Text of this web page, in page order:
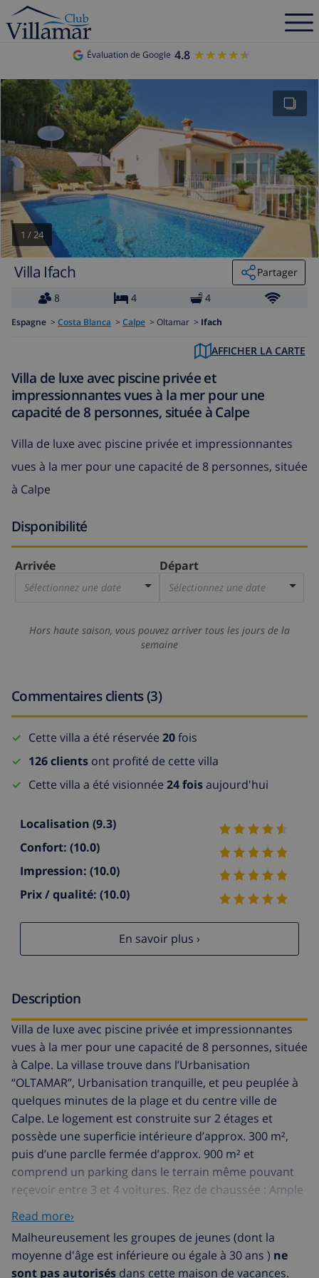
Évaluation de Google 4.8 ★★★★★
★★★★★
1 /24
Villa Ifach
Partager
8
4 4
Espagne > Costa Blanca > Calpe > Oltamar > Ifach
AFFICHER LA CARTE
Villa de luxe avec piscine privée et
impressionnantes vues à la mer pour une
capacité de 8 personnes, située à Calpe
Villa de luxe avec piscine privée et impressionnantes
vues à la mer pour une capacité de 8 personnes, située
à Calpe
Disponibilité
Arrivée
Sélectionnez une date
Départ
Sélectionnez une date
Hors haute saison, vous pouvez arriver tous les jours de la
semaine
Commentaires clients (3)
Cette villa a été réservée 20fois
126 clients ont profité de cette villa
Cette villa a été visionnée 24 foisaujourd'hui
Localisation (9.3)
Confort: (10.0)
Impression: (10.0)
Prix / qualité: (10.0)
En savoir plus ›
Description
Villa de luxe avec piscine privée et impressionnantes
vues à la mer pour une capacité de 8 personnes, située
à Calpe. La villase trouve dans l’Urbanisation
“OLTAMAR”, Urbanisation tranquille, et peu peuplée à
quelques minutes de la plage et du centre ville de
Calpe. Le logement est construite sur 2 étages et
possède une superficie intérieure d’approx. 300 m²,
puis d’une parclle fermée d’approx. 900 m² et
comprend un parking dans le terrain même pouvant
reçevoir entre 3 et 4 voitures. Rez de chaussée : Ample
télévision par Satellite/tdt (langues : français, anglais,
allemand et espagnol) et sortie a des terrasses
couvertes et à la piscine d’où vues à la mer. Cuisine
Read more›
Malheureusement les groupes de jeunes (dont la
moyenne d'âge est inférieure ou égale à 30 ans ) ne
sont pas autorisés dans cette maison de vacances.